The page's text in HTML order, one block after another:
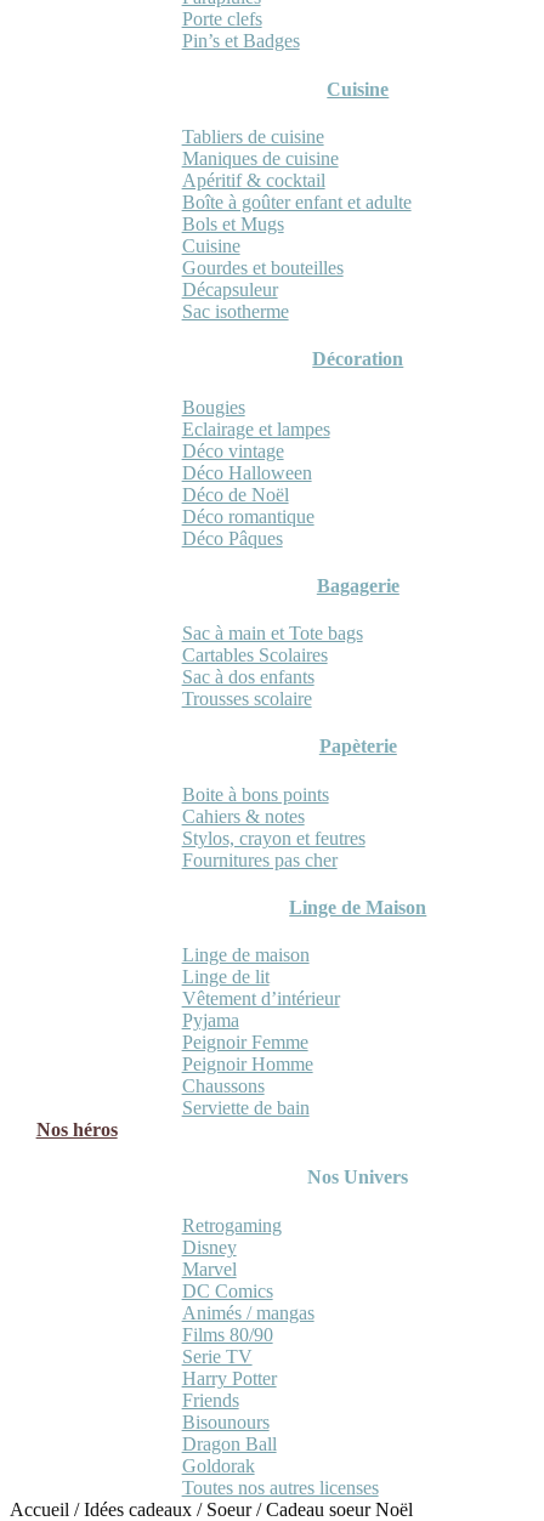
Porte clefs
Pin’s et Badges
Cuisine
Tabliers de cuisine
Maniques de cuisine
Apéritif & cocktail
Boîte à goûter enfant et adulte
Bols et Mugs
Cuisine
Gourdes et bouteilles
Décapsuleur
Sac isotherme
Décoration
Bougies
Eclairage et lampes
Déco vintage
Déco Halloween
Déco de Noël
Déco romantique
Déco Pâques
Bagagerie
Sac à main et Tote bags
Cartables Scolaires
Sac à dos enfants
Trousses scolaire
Papèterie
Boite à bons points
Cahiers & notes
Stylos, crayon et feutres
Fournitures pas cher
Linge de Maison
Linge de maison
Linge de lit
Vêtement d’intérieur
Pyjama
Peignoir Femme
Peignoir Homme
Chaussons
Serviette de bain
Nos héros
Nos Univers
Retrogaming
Disney
Marvel
DC Comics
Animés / mangas
Films 80/90
Serie TV
Harry Potter
Friends
Bisounours
Dragon Ball
Goldorak
Toutes nos autres licenses
Accueil /Idées cadeaux / Soeur/Cadeau soeur Noël